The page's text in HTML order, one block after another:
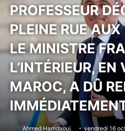
PROFESSEUR
PLEINE RUE
LE MINISTRE
L’INTÉRIEUR,
MAROC, A DÛ
Ahmed Hamdaoui vendredi 16